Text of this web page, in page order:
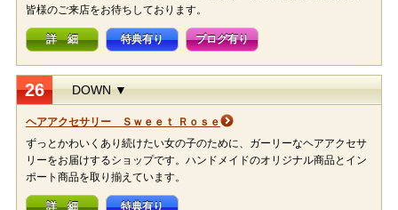
皆様のご来店をお待ちしております。
詳 細 特典有り ブログ有り
26 DOWN ▼
ヘアアクセサリー Ｓｗｅｅｔ Ｒｏｓｅ
ずっとかわいくあり続けたい女の子のために、ガーリーなヘアアクセサ
リーをお届けするショップです。ハンドメイドのオリジナル商品とイン
ポート商品を取り揃えています。
詳 細 特典有り